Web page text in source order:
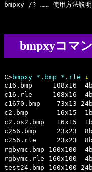
bmpxyコマ
C>bmpxy *.bmp *.rle
↓
c16.bmp     108x16
c16.rle     108x16
c1670.bmp    73x13
c2.bmp       16x15
c2.os2.bmp
c256.bmp     23x23
c256.rle     23x23
rgbymc.bmp 160x100
rgbymc.rle
test24.bmp 160x100